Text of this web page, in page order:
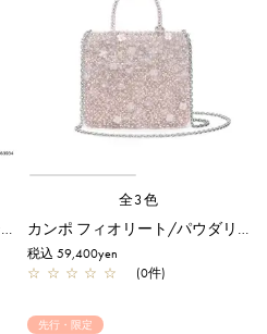
999 コレクション/ハローキティ スタンダード Z/ピュアシルバー【一部店舗先行販売商品】
全3色
カンポ フィオリート/パウダリーピンクシルバー
税込 59,400yen
☆ ☆ ☆ ☆ ☆ (0件)
先行・限定